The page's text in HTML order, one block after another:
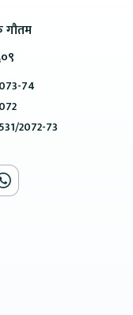
गौतम
74
531/2072-73